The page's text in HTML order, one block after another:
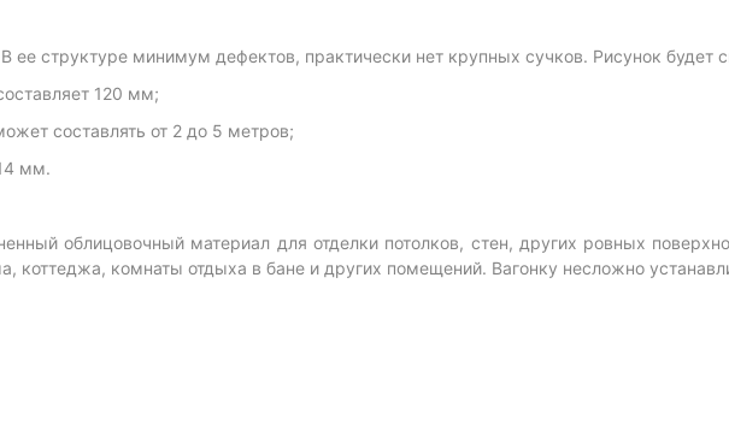
ее структуре минимум дефектов, практически нет крупных сучков. Рисунок будет
120 мм;
составлять от 2 до 5 метров;
мм.
облицовочный материал для отделки потолков, стен, других ровных
коттеджа, комнаты отдыха в бане и других помещений. Вагонку несложно